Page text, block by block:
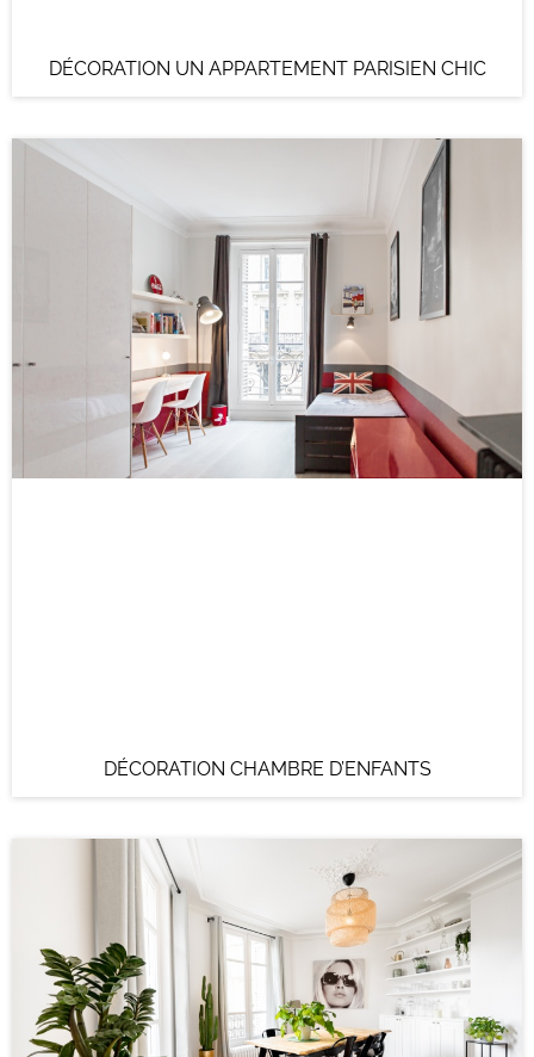
DÉCORATION UN APPARTEMENT PARISIEN CHIC
DÉCORATION CHAMBRE D’ENFANTS